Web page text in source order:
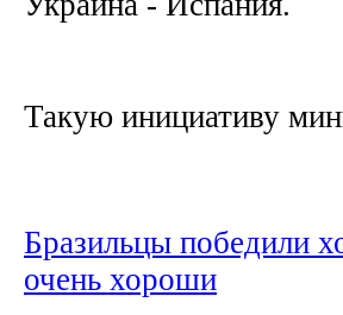
Такую инициативу
Бразильцы победили
очень хороши